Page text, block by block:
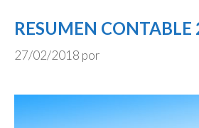
RESUMEN CONTABLE
27/02/2018 por